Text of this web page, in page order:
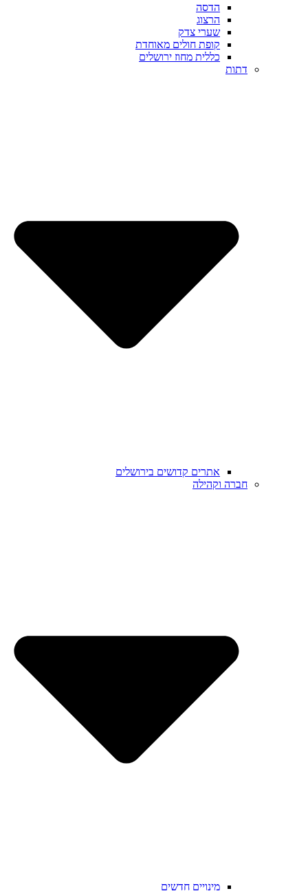
הדסה
הרצוג
שערי צדק
קופת חולים מאוחדת
כללית מחוז ירושלים
דתות
אתרים קדושים בירושלים
חברה וקהילה
מינויים חדשים